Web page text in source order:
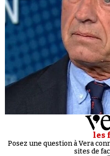
les
Posez une question à Vera
sites de